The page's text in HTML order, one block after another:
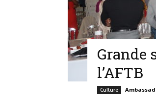
Grande
l’AFTB
Culture